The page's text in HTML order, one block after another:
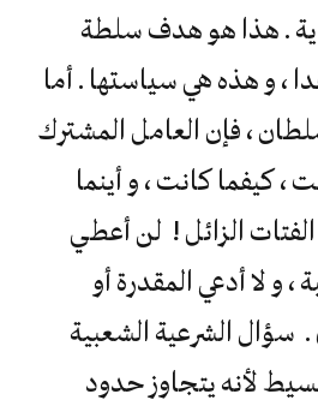
. هذا هو هدف سلطة
، و هذه هي سياستها . أما
، فإن العامل المشترك
، كيفما كانت ، و أينما
الزائل ! لن أعطي
، و لا أدعي المقدرة أو
سؤال الشرعية الشعبية
لأنه يتجاوز حدود